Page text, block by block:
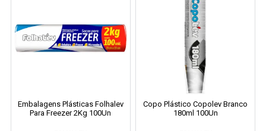
Embalagens Plásticas Folhalev
Para Freezer 2Kg 100Un
Copo Plástico Copolev Branco
180ml 100Un